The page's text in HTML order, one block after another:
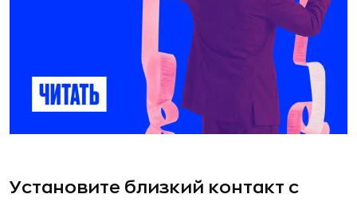
Установите близкий контакт с